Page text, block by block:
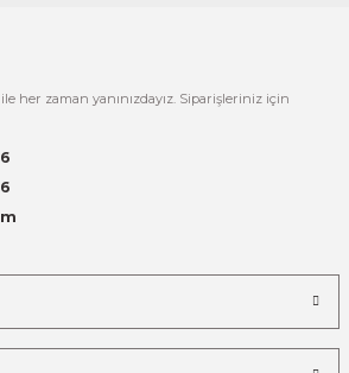
her zaman yanınızdayız. Siparişleriniz için